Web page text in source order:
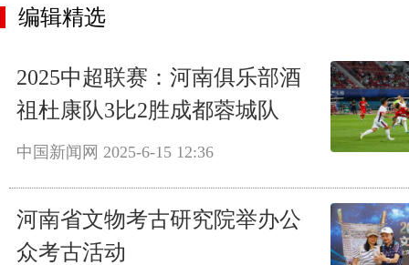
编辑精选
2025中超联赛：河南俱乐部酒
祖杜康队3比2胜成都蓉城队
中国新闻网 2025-6-15 12:36
河南省文物考古研究院举办公
众考古活动